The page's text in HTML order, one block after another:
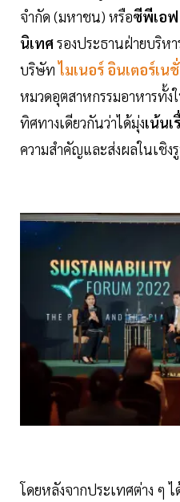
จำกัด (มหาชน) หรือซีพีเอฟ
นิเทศรองประธานฝ่ายบริห
บริษัทไมเนอร์ อินเตอร์เน
หมวดอุตสาหกรรมอาหารทั้ง
ทิศทางเดียวกันว่าได้มุ่งเน้นเ
ความสำคัญและส่งผลในเชิง
โดยหลังจากประเทศต่าง ๆ